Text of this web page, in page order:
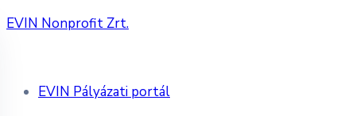
EVIN Nonprofit Zrt.
EVIN Pályázati portál